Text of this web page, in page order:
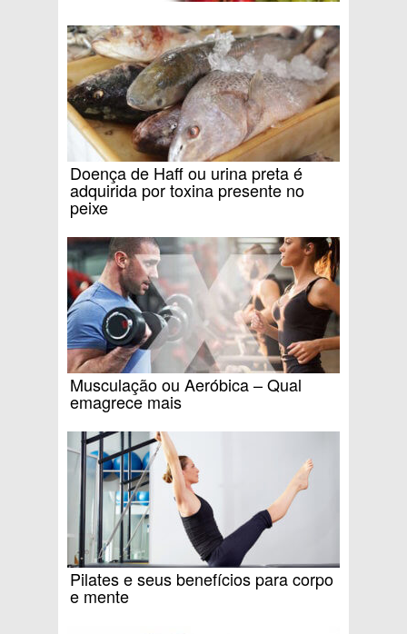
Doença de Haff ou urina preta é
adquirida por toxina presente no
peixe
Musculação ou Aeróbica – Qual
emagrece mais
Pilates e seus benefícios para corpo
e mente